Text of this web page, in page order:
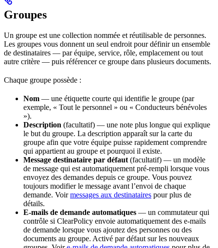
Groupes
Un groupe est une collection nommée et réutilisable de personnes.
Les groupes vous donnent un seul endroit pour définir un ensemble
de destinataires — par équipe, service, rôle, emplacement ou tout
autre critère — puis référencer ce groupe dans plusieurs documents.
Chaque groupe possède :
Nom — une étiquette courte qui identifie le groupe (par
exemple, « Tout le personnel » ou « Conducteurs bénévoles
»).
Description (facultatif) — une note plus longue qui explique
le but du groupe. La description apparaît sur la carte du
groupe afin que votre équipe puisse rapidement comprendre
qui appartient au groupe et pourquoi il existe.
Message destinataire par défaut (facultatif) — un modèle
de message qui est automatiquement pré-rempli lorsque vous
envoyez des demandes depuis ce groupe. Vous pouvez
toujours modifier le message avant l’envoi de chaque
demande. Voirmessages aux destinataires pour plus de
détails.
E-mails de demande automatiques — un commutateur qui
contrôle si ClearPolicy envoie automatiquement des e-mails
de demande lorsque vous ajoutez des personnes ou des
documents au groupe. Activé par défaut sur les nouveaux